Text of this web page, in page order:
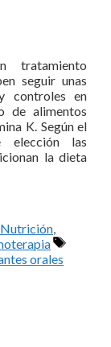
tratamiento
seguir unas
controles en
de alimentos
K. Según el
elección las
la dieta
Etiquetas
orales